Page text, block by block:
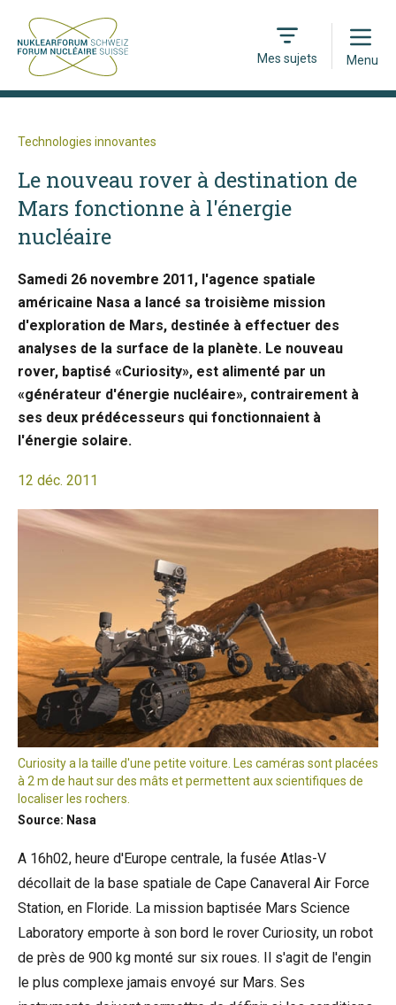
Mes sujets
Open
Menu
Technologies innovantes
Le nouveau rover à destination de
Mars fonctionne à l'énergie
nucléaire
Samedi 26 novembre 2011, l'agence spatiale
américaine Nasa a lancé sa troisième mission
d'exploration de Mars, destinée à effectuer des
analyses de la surface de la planète. Le nouveau
rover, baptisé «Curiosity», est alimenté par un
«générateur d'énergie nucléaire», contrairement à
ses deux prédécesseurs qui fonctionnaient à
l'énergie solaire.
12 déc. 2011
Curiosity a la taille d'une petite voiture. Les caméras sont placées
à 2 m de haut sur des mâts et permettent aux scientifiques de
localiser les rochers.
Source: Nasa
A 16h02, heure d'Europe centrale, la fusée Atlas-V
décollait de la base spatiale de Cape Canaveral Air Force
Station, en Floride. La mission baptisée Mars Science
Laboratory emporte à son bord le rover Curiosity, un robot
de près de 900 kg monté sur six roues. Il s'agit de l'engin
le plus complexe jamais envoyé sur Mars. Ses